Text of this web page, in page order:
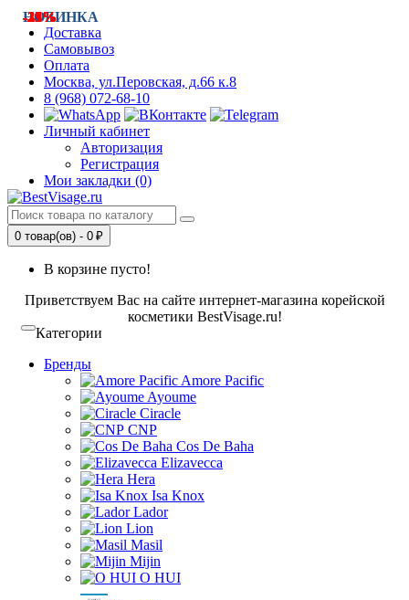
Доставка
Самовывоз
Оплата
Москва, ул.Перовская, д.66 к.8
8 (968) 072-68-10
Личный кабинет
Авторизация
Регистрация
Мои закладки (0)
0 товар(ов) - 0 ₽
В корзине пусто!
Приветствуем Вас на сайте интернет-магазина корейской
косметики BestVisage.ru!
Категории
Бренды
Amore Pacific
Ayoume
Ciracle
CNP
Cos De Baha
Elizavecca
Hera
Isa Knox
Lador
Lion
Masil
Mijin
O HUI
-23%
-28%
-21%
-34%
-34%
-34%
-18%
НОВИНКА
-25%
-31%
-19%